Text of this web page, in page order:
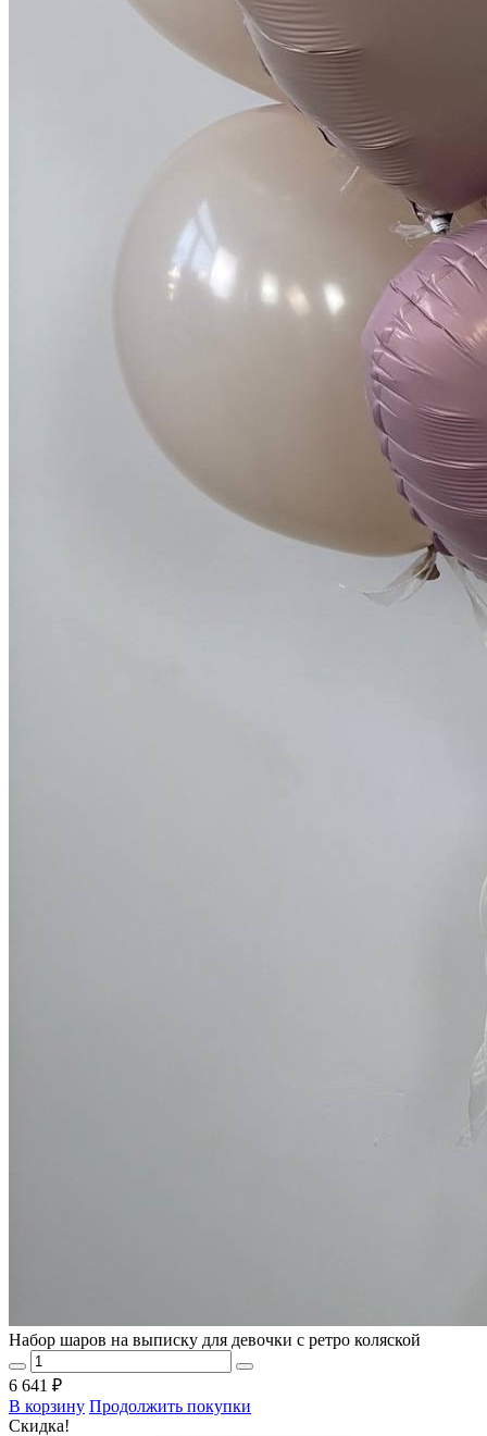
Набор шаров на выписку для девочки с ретро коляской
6 641 ₽
В корзину Продолжить покупки
Скидка!